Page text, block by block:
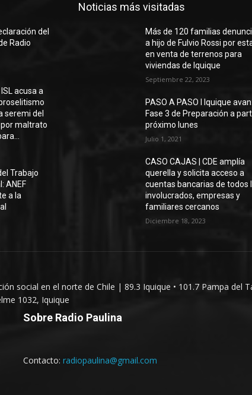
del
Radio
acusa a
seremi del
maltrato
Trabajo
ANEF
a la
Noticias más visitadas
Más de 120 familias
a hijo de Fulvio Rossi por
en venta de terrenos para
viviendas de Iquique
Septiembre 22, 2023
PASO A PASO I Iquique
Fase 3 de Preparación a
próximo lunes
Julio 1, 2021
CASO CAJAS | CDE amplía
querella y solicita acceso a
cuentas bancarias de todos
involucrados, empresas y
familiares cercanos
Diciembre 18, 2023
social en el norte de Chile | 89.3 Iquique • 101.7 Pampa del
1032, Iquique
Sobre Radio Paulina
Contacto: radiopaulina@gmail.com